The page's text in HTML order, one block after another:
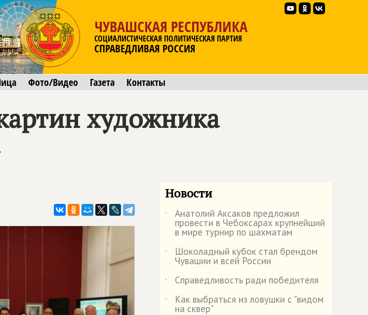
ЧУВАШСКАЯ РЕСПУБЛИКА
СОЦИАЛИСТИЧЕСКАЯ ПОЛИТИЧЕСКАЯ ПАРТИЯ
СПРАВЕДЛИВАЯ РОССИЯ
Фото/Видео Газета Контакты
художника
Новости
˙ Анатолий Аксаков предложил
провести в Чебоксарах крупнейший
в мире турнир по шахматам
˙
Шоколадный кубок стал брендом
Чувашии и всей России
˙
Справедливость ради победителя
˙
Как выбраться из ловушки с "видом
на сквер"